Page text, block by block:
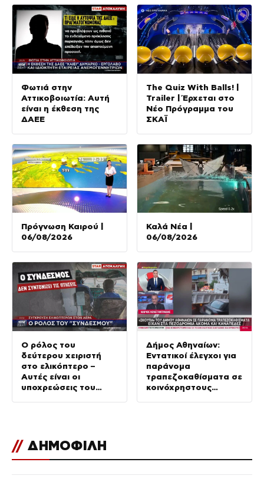
Φωτιά στην
Αττικοβοιωτία: Αυτή
είναι η έκθεση της
ΔΑΕΕ
The Quiz With Balls! |
Trailer | Έρχεται στο
Νέο Πρόγραμμα του
ΣΚΑΪ
Πρόγνωση Καιρού |
06/08/2026
Καλά Νέα |
06/08/2026
Ο ρόλος του
δεύτερου χειριστή
στο ελικόπτερο –
Αυτές είναι οι
υποχρεώσεις του
Δήμος Αθηναίων:
Εντατικοί έλεγχοι για
παράνομα
τραπεζοκαθίσματα σε
κοινόχρηστους
// ΔΗΜΟΦΙΛΗ